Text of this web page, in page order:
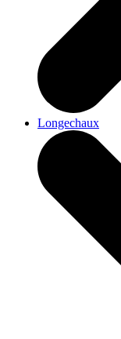
Longechaux